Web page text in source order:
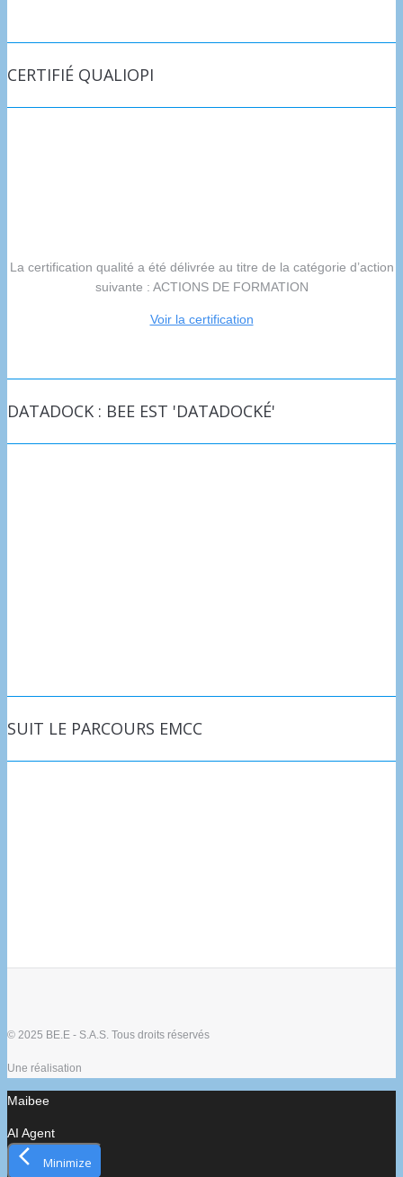
CERTIFIÉ QUALIOPI
La certification qualité a été délivrée au titre de la catégorie d’action
suivante : ACTIONS DE FORMATION
Voir la certification
DATADOCK : BEE EST 'DATADOCKÉ'
SUIT LE PARCOURS EMCC
© 2025 BE.E - S.A.S. Tous droits réservés
Une réalisation
Maibee
AI Agent
Minimize